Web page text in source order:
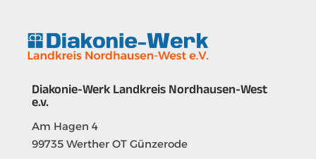
Diakonie-Werk Landkreis Nordhausen-West
e.v.
Am Hagen 4
99735 Werther OT Günzerode